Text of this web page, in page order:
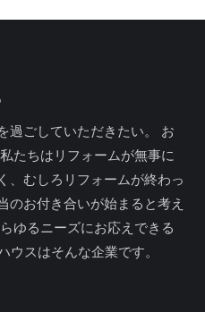
過ごしていただきたい。 お
たちはリフォームが無事に
、むしろリフォームが終わっ
のお付き合いが始まると考え
ゆるニーズにお応えできる
ウスはそんな企業です。